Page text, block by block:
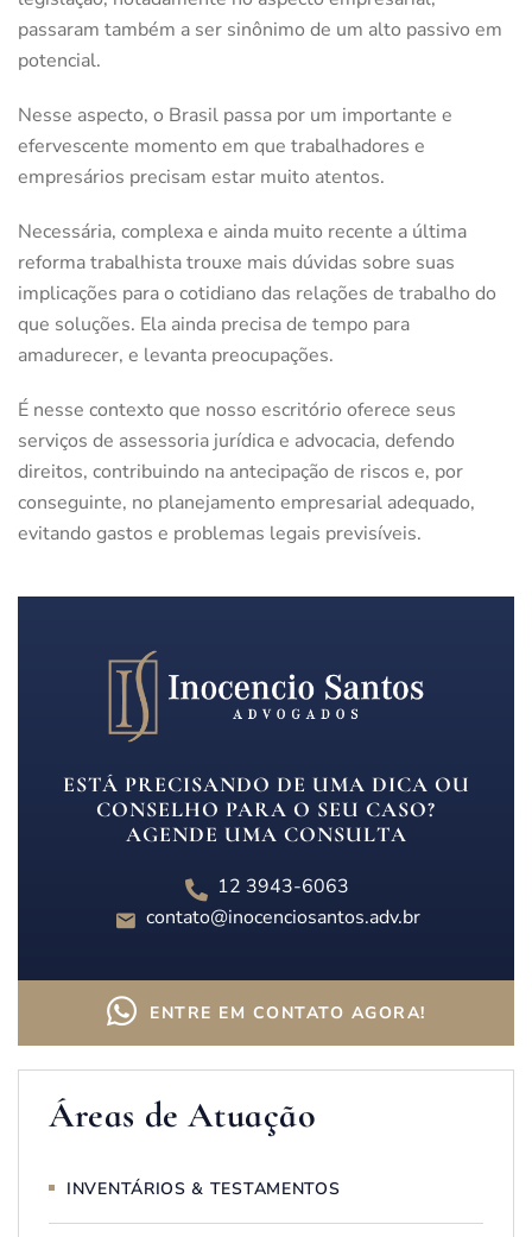
passaram também a ser sinônimo de um alto passivo em
potencial.
Nesse aspecto, o Brasil passa por um importante e
efervescente momento em que trabalhadores e
empresários precisam estar muito atentos.
Necessária, complexa e ainda muito recente a última
reforma trabalhista trouxe mais dúvidas sobre suas
implicações para o cotidiano das relações de trabalho do
que soluções. Ela ainda precisa de tempo para
amadurecer, e levanta preocupações.
É nesse contexto que nosso escritório oferece seus
serviços de assessoria jurídica e advocacia, defendo
direitos, contribuindo na antecipação de riscos e, por
conseguinte, no planejamento empresarial adequado,
evitando gastos e problemas legais previsíveis.
ESTÁ PRECISANDO DE UMA DICA OU
CONSELHO PARA O SEU CASO?
AGENDE UMA CONSULTA
12 3943-6063
contato@inocenciosantos.adv.br
ENTRE EM CONTATO AGORA!
Áreas de Atuação
INVENTÁRIOS & TESTAMENTOS